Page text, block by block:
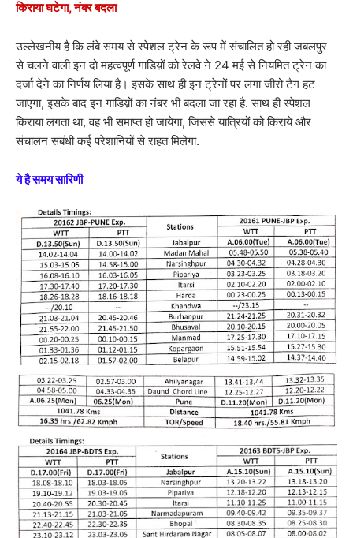
किराया घटेगा, नंबर बदला
उल्लेखनीय है कि लंबे समय से स्पेशल ट्रेन के रूप में संचालित हो रही जबलपुर
से चलने वाली इन दो महत्वपूर्ण गाडिय़ों को रेलवे ने 24 मई से नियमित ट्रेन का
दर्जा देने का निर्णय लिया है। इसके साथ ही इन ट्रेनों पर लगा जीरो टैग हट
जाएगा, इसके बाद इन गाडिय़ों का नंबर भी बदला जा रहा है. साथ ही स्पेशल
किराया लगता था, वह भी समाप्त हो जायेगा, जिससे यात्रियों को किराये और
संचालन संबंधी कई परेशानियों से राहत मिलेगा.
ये है समय सारिणी